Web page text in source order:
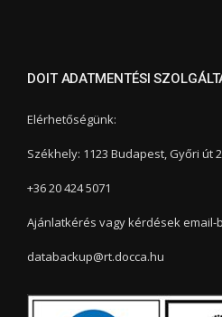
DOIT ADATMENTÉSI
Elérhetőségünk:
Székhely: 1123 Budapest, Győri út
+36 20 424 5071
Ajánlatkérés vagy kérdések email-
databackup@rt.docca.hu